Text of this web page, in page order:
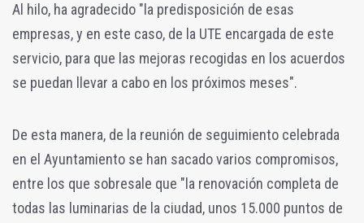
Al hilo, ha agradecido "la predisposición de esas
empresas, y en este caso, de la UTE encargada de este
servicio, para que las mejoras recogidas en los acuerdos
se puedan llevar a cabo en los próximos meses".
De esta manera, de la reunión de seguimiento celebrada
en el Ayuntamiento se han sacado varios compromisos,
entre los que sobresale que "la renovación completa de
todas las luminarias de la ciudad, unos 15.000 puntos de